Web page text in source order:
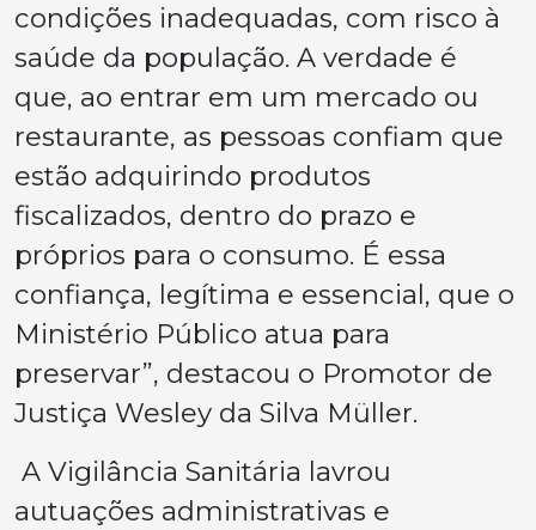
condições inadequadas, com risco à
saúde da população. A verdade é
que, ao entrar em um mercado ou
restaurante, as pessoas confiam que
estão adquirindo produtos
fiscalizados, dentro do prazo e
próprios para o consumo. É essa
confiança, legítima e essencial, que o
Ministério Público atua para
preservar”, destacou o Promotor de
Justiça Wesley da Silva Müller.
A Vigilância Sanitária lavrou
autuações administrativas e